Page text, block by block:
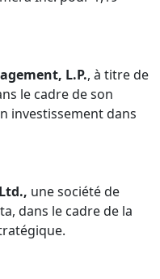
L.P., à titre de
le cadre de son
investissement dans
une société de
dans le cadre de la